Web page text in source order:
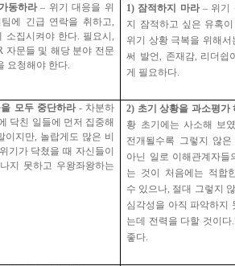
동하라 – 위기 대응을 위
에 긴급 연락을 취하고,
소집시켜야 한다. 필요시 ,
자문들 및 해당 분야 전문
요청해야 한다.
1) 잠적하지 마라 – 위기
지 잠적하고 싶은 유혹
위기 상황 극복을 위해
써 발언, 존재감, 리더쉽
게 필요하다.
모두 중단하라- 차분하
닥친 일들에 먼저 집중해
이지만, 놀랍게도 많은 비
기가 닥쳤을 때 자신들이
지 못하고 우왕좌왕하는
2) 초기 상황을 과소평가
황 초기에는 사소해 보
전개될수록 그렇지 않
아닌 일로 이해관계자들
는 것이 처음에는 적합
수 있으나, 절대 그렇지
심각성을 아직 파악하지
는데 전력을 다할 것이다
좋다.